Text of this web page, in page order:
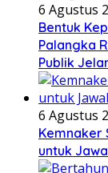
6 Agustus
Bentuk
Palangka
Publik
6 Agustus
Kemnaker
untuk